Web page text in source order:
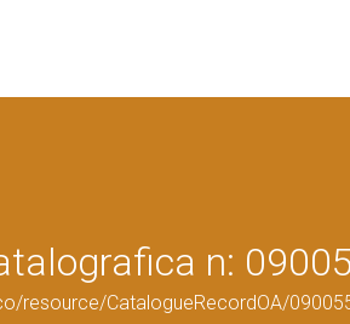
n:
resource/CatalogueRecordOA/